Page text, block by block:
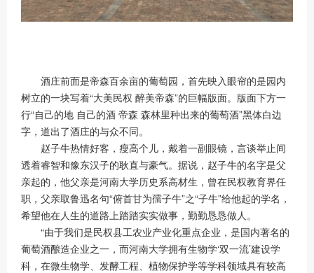
酒庄前面是帝森百余亩的葡萄园，首先映入眼帘的是园内
树立的一块写着“大美民权 醉美帝森”的巨幅版面。版面下方一
行“自己的地 自己的酒 帝森 森林里种出来的葡萄酒”黑体白边
字，道出了酒庄的与众不同。
赵子牛热情好客，瘦高个儿，戴着一副眼镜，言谈举止间
透着睿智和豫东汉子的耿直与豪气。据说，赵子牛的名字是父
亲起的，他父亲是河南大学历史系高材生，曾在民权教育界任
职，父亲取鲁迅名句“俯首甘为孺子牛”之“子牛”给他起的学名，
希望他在人生的道路上踏踏实实做事，勤勤恳恳做人。
“由于我们是民权县工农业产业化重点企业，是国内著名的
葡萄酒酿造企业之一，而河南大学拥有生物学‘双一流’建设学
科，在微生物学、发酵工程、植物保护学等学科领域具有较高